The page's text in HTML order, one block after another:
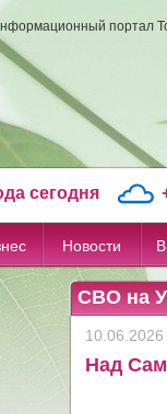
портал
сегодня
Новости
СВО на
10.06.2026
Над